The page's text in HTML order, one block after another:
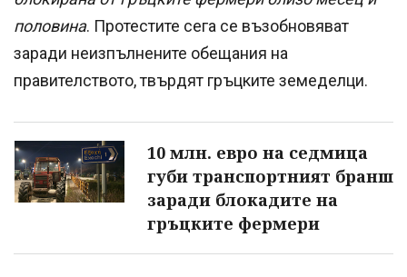
половина. Протестите сега се възобновяват
заради неизпълнените обещания на
правителството, твърдят гръцките земеделци.
10 млн. евро на седмица
губи транспортният бранш
заради блокадите на
гръцките фермери